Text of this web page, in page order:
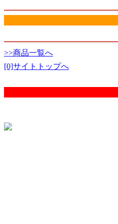
>>商品一覧へ
[0]サイトトップへ